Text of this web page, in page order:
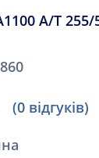
A/T 255/
(0 відгуків)